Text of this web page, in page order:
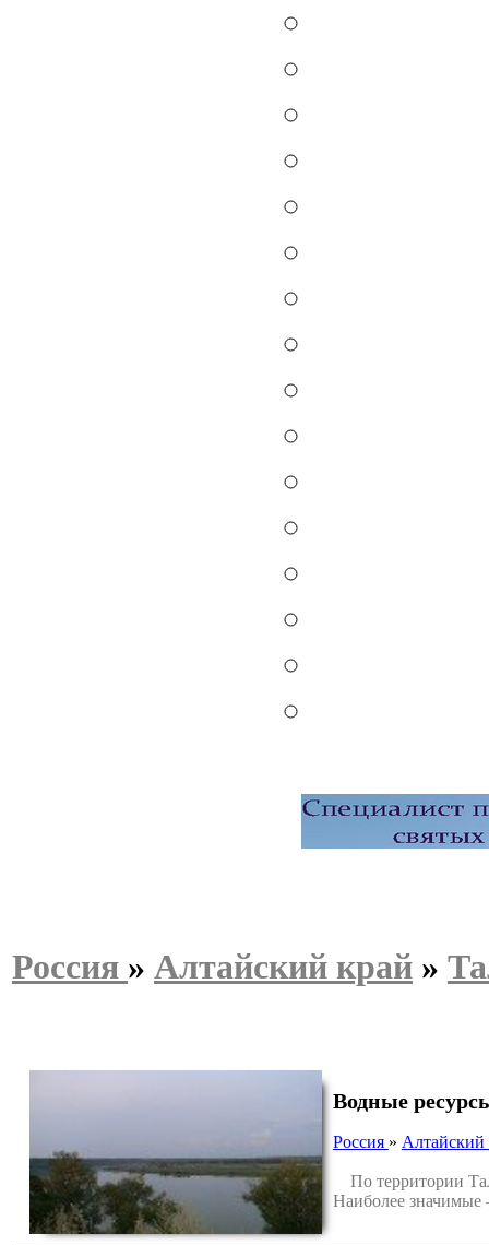
Россия » Алтайский край »
Водные
Россия » Алтайский
По территории
Наиболее значимые